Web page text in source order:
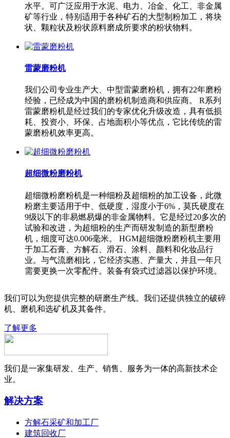
水平。可广泛应用于水泥、电力、冶金、化工、非金属
矿等行业，特别适用于各种矿石的大型制粉加工，将块
状、颗粒状及粉状原料磨成所要求的粉状物料。
雷蒙磨粉机
我们公司专业生产大、中型雷蒙磨粉机，拥有22年磨粉
经验，已经成为中国的磨粉机制造商和供应商。 R系列
雷蒙磨粉机是经过我们的专家优化升级改造，具有低损
耗、投资小、环保、占地面积小等优点，它比传统的雷
蒙磨粉机效率更高。
超细微粉磨粉机
超细微粉磨粉机是一种细粉及超细粉的加工设备，此微
粉磨主要适用于中、低硬度，湿度小于6%，莫氏硬度在
9级以下的非易燃易爆的非金属物料。它是经过20多次的
试验和改进，为超细粉的生产而研发制造的新型磨粉
机，细度可达0.006毫米。 HGM超细微粉磨粉机主要用
于加工石膏、方解石、滑石、涂料、颜料和化妆品行
业。与气流磨相比，它经济实惠、产量大，并且一年只
需要更换一次零配件。装备有袋式过滤器以保护环境。
我们可以为您提供完整的研磨生产线。我们还提供独立的破碎
机、磨机和选矿机及其备件。
了解更多
我们是一家集研发、生产、销售、服务为一体的高新技术企
业。
解决方案
方解石采矿和加工厂
建筑回收厂